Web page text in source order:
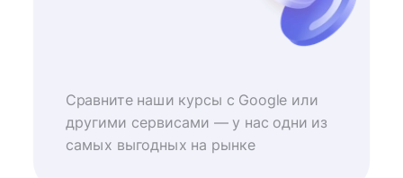
Сравните наши курсы с Google или
другими сервисами — у нас одни из
самых выгодных на рынке